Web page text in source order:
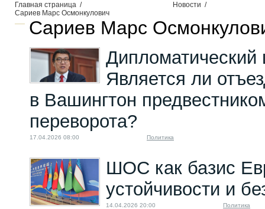
Главная страница / Новости /
Сариев Марс Осмонкулович
Сариев Марс
Является ли
в Вашингтон
переворота?
17.04.2026 08:00 Политика
ШОС как базис
устойчивости и
14.04.2026 20:00 Политика